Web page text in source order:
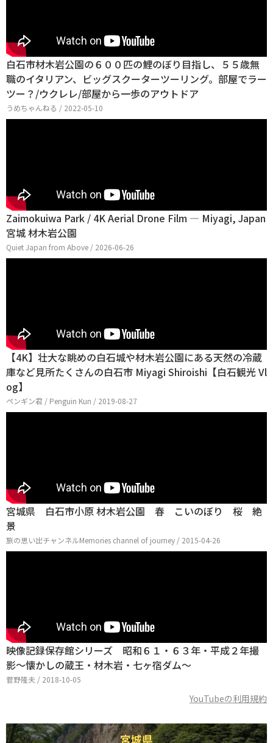
白石市材木岩公園の６００匹の鯉のぼり目指し、５５歳無
職のイタリアン、ビッグスクーターツーリング。部屋でラー
ツー？/ウクレレ/部屋から一歩のアウトドア
うめちゃんねる / 2022-05-10
Zaimokuiwa Park / 4K Aerial Drone Film — Miyagi, Japan
宮城 材木岩公園
Quiet Japan from Above / 2026-06-26
【4K】壮大な眺めの白石城や材木岩公園にある天然の冷蔵
庫など見所たくさんの白石市 Miyagi Shiroishi【白石観光 Vl
og】
ペンギン君 / Penguin Kun / 2019-08-27
宮城県 白石市小原 材木岩公園 春 こいのぼり 桜 絶
景
旅の思い出チャンネルMemories channel of journey / 2015-04-26
映像記録保存館シリーズ 昭和６１・６３年・平成２年撮
影～懐かしの蔵王・材木岩・七ヶ宿ダム～
菅野隆夫 / 2018-10-05
YouTubeの利用規約
宮城県